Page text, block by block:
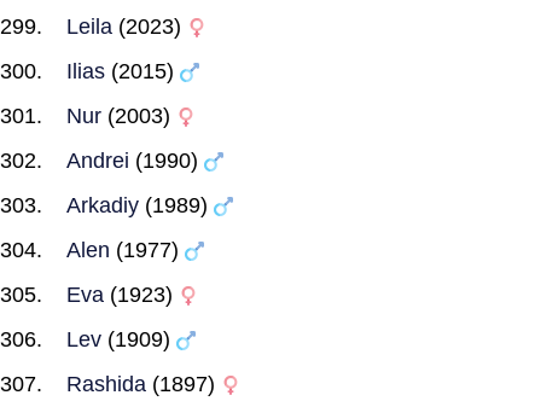
Leila (2023)
Ilias (2015)
Nur (2003)
Andrei (1990)
Arkadiy (1989)
Alen (1977)
Eva (1923)
Lev (1909)
Rashida (1897)